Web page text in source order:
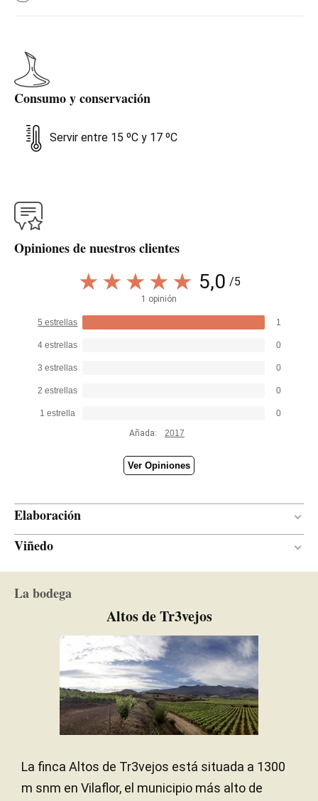
Consumo y conservación
Servir entre 15 ºC y 17 ºC
Opiniones de nuestros clientes
5,0 /5
1 opinión
5 estrellas 1
4 estrellas 0
3 estrellas 0
2 estrellas 0
1 estrella
0
Añada:
2017
Ver Opiniones
Elaboración
PERÍODO DE CRIANZA
Roble francés
Viñedo
La bodega
Altos de Tr3vejos
La finca Altos de Tr3vejos está situada a 1300
m snm en Vilaflor, el municipio más alto de